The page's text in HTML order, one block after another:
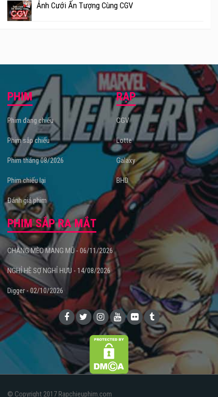
Ảnh Cưới Ấn Tượng Cùng CGV
PHIM
Phim đang chiếu
Phim sắp chiếu
Phim tháng 08/2026
Phim chiếu lại
Đánh giá phim
RẠP
CGV
Lotte
Galaxy
BHD
PHIM SẮP RA MẮT
CHÀNG MÈO MANG MŨ - 06/11/2026
NGHỈ HÈ SỢ NGHỈ HƯU - 14/08/2026
Digger - 02/10/2026
© Copyright 2017 Rapchieuphim.com